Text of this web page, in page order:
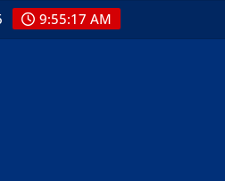
9:55:17 AM